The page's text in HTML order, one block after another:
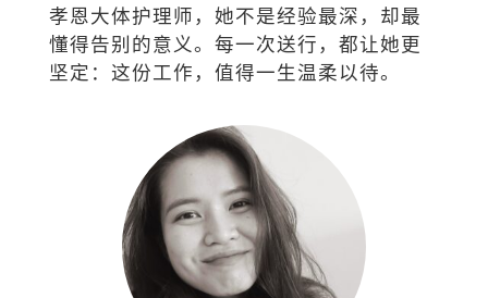
孝恩大体护理师，她不是经验最深，却最
懂得告别的意义。每一次送行，都让她更
坚定：这份工作，值得一生温柔以待。